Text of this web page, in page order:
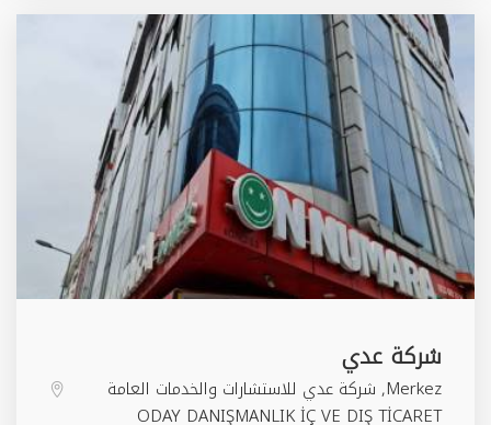
شركة عدي
Merkez, شركة عدي للاستشارات والخدمات العامة
ODAY DANIŞMANLIK İÇ VE DIŞ TİCARET